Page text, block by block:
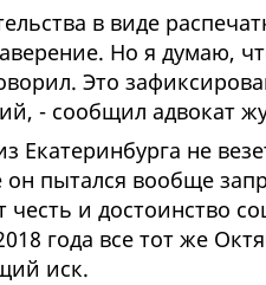
в виде
Но я думаю,
Это
- сообщил адвокат
Екатеринбурга не
он пытался вообще
и достоинство
года все тот же
иск.